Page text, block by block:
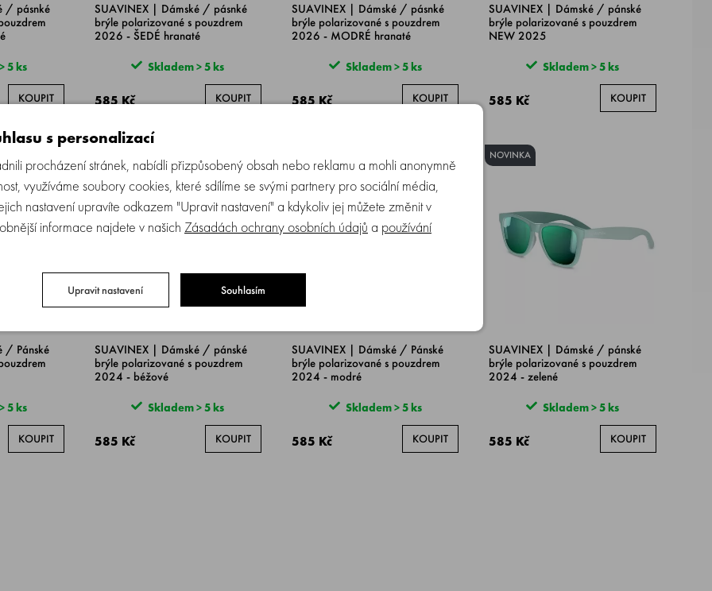
/ pásnké
5 ks
KOUPIT
SUAVINEX | Dámské / pásnké
brýle polarizované s pouzdrem
2026 - ŠEDÉ hranaté
Skladem > 5 ks
585 Kč KOUPIT
SUAVINEX | Dámské / pásnké
brýle polarizované s pouzdrem
2026 - MODRÉ hranaté
Skladem > 5 ks
585 Kč KOUPIT
SUAVINEX | Dámské / pánské
brýle polarizované s pouzdrem
NEW 2025
Skladem > 5 ks
585 Kč KOUPIT
/ Pánské
5 ks
KOUPIT
SUAVINEX | Dámské / pánské
brýle polarizované s pouzdrem
2024 - béžové
Skladem > 5 ks
585 Kč KOUPIT
SUAVINEX | Dámské / Pánské
brýle polarizované s pouzdrem
2024 - modré
Skladem > 5 ks
585 Kč KOUPIT
NOVINKA
SUAVINEX | Dámské / pánské
brýle polarizované s pouzdrem
2024 - zelené
Skladem > 5 ks
585 Kč KOUPIT
s personalizací
procházení stránek, nabídli přizpůsobený obsah nebo reklamu a mohli anonymně
využíváme soubory cookies, které sdílíme se svými partnery pro sociální média,
nastavení upravíte odkazem "Upravit nastavení" a kdykoliv jej můžete změnit v
informace najdete v našich Zásadách ochrany osobních údajů a používání
Upravit nastavení Souhlasím